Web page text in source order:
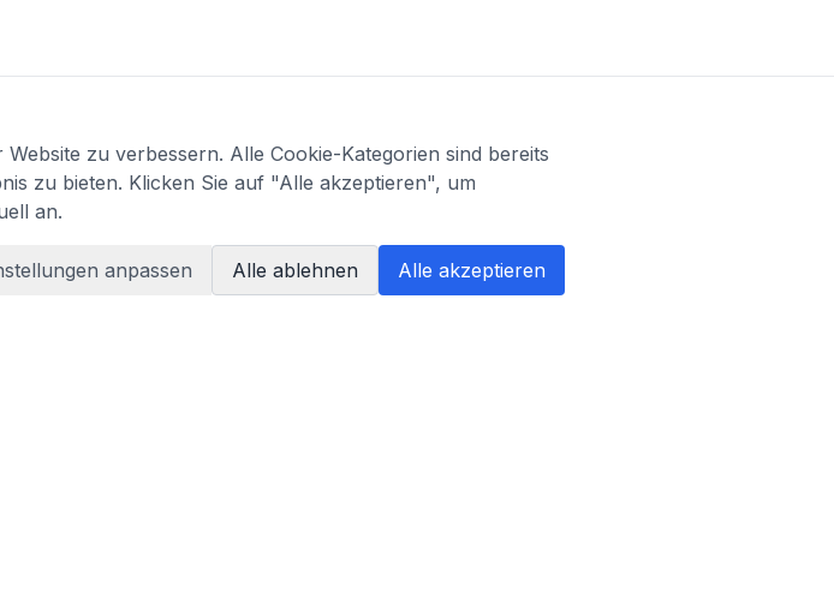
zu verbessern. Alle Cookie-Kategorien sind bereits
zu bieten. Klicken Sie auf "Alle akzeptieren", um
an.
anpassen Alle ablehnen Alle akzeptieren